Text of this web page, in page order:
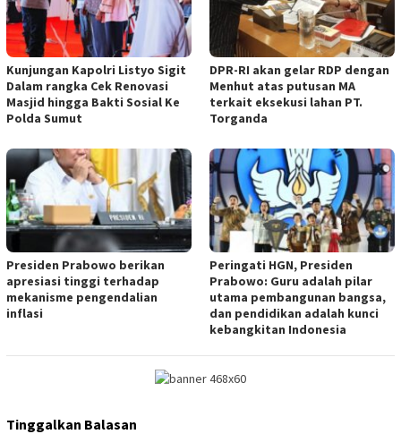
Kunjungan Kapolri Listyo Sigit
Dalam rangka Cek Renovasi
Masjid hingga Bakti Sosial Ke
Polda Sumut
DPR-RI akan gelar RDP dengan
Menhut atas putusan MA
terkait eksekusi lahan PT.
Torganda
Presiden Prabowo berikan
apresiasi tinggi terhadap
mekanisme pengendalian
inflasi
Peringati HGN, Presiden
Prabowo: Guru adalah pilar
utama pembangunan bangsa,
dan pendidikan adalah kunci
kebangkitan Indonesia
Tinggalkan Balasan